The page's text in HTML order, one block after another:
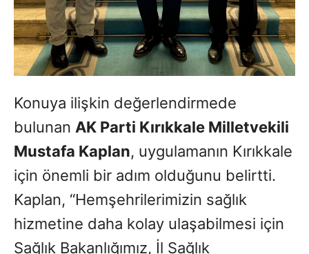
Konuya ilişkin değerlendirmede
bulunan AK Parti Kırıkkale Milletvekili
Mustafa Kaplan, uygulamanın Kırıkkale
için önemli bir adım olduğunu belirtti.
Kaplan, “Hemşehrilerimizin sağlık
hizmetine daha kolay ulaşabilmesi için
Sağlık Bakanlığımız, İl Sağlık